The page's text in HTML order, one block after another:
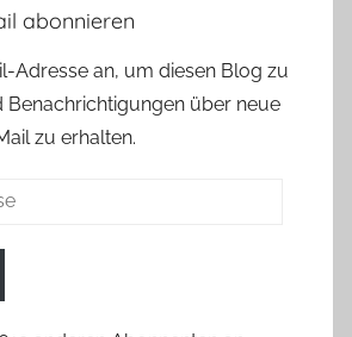
abonnieren
Adresse an, um diesen Blog zu
Benachrichtigungen über neue
zu erhalten.